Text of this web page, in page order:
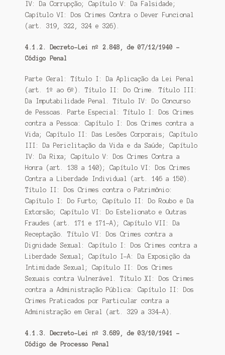
IV: Da Corrupção; Capítulo V: Da Falsidade;
Capítulo VI: Dos Crimes Contra o Dever Funcional
(art. 319, 322, 324 e 326).
4.1.2. Decreto-Lei nº 2.848, de 07/12/1940 –
Código Penal
Parte Geral: Título I: Da Aplicação da Lei Penal
(art. 1º ao 6º). Título II: Do Crime. Título III:
Da Imputabilidade Penal. Título IV: Do Concurso
de Pessoas. Parte Especial: Título I: Dos Crimes
contra a Pessoa: Capítulo I: Dos Crimes contra a
Vida; Capítulo II: Das Lesões Corporais; Capítulo
III: Da Periclitação da Vida e da Saúde; Capítulo
IV: Da Rixa; Capítulo V: Dos Crimes Contra a
Honra (art. 138 a 140); Capítulo VI: Dos Crimes
Contra a Liberdade Individual (art. 146 a 150).
Título II: Dos Crimes contra o Patrimônio:
Capítulo I: Do Furto; Capítulo II: Do Roubo e Da
Extorsão; Capítulo VI: Do Estelionato e Outras
Fraudes (art. 171 e 171-A); Capítulo VII: Da
Receptação. Título VI: Dos Crimes contra a
Dignidade Sexual: Capítulo I: Dos Crimes contra a
Liberdade Sexual; Capítulo I-A: Da Exposição da
Intimidade Sexual; Capítulo II: Dos Crimes
Sexuais contra Vulnerável. Título XI: Dos Crimes
contra a Administração Pública: Capítulo II: Dos
Crimes Praticados por Particular contra a
Administração em Geral (art. 329 a 334-A).
4.1.3. Decreto-Lei nº 3.689, de 03/10/1941 –
Código de Processo Penal